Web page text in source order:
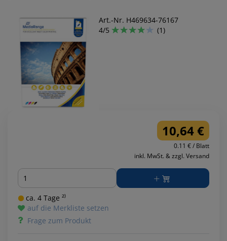
Art.-Nr. H469634-76167
4/5
(1)
10,64 €
0.11 € / Blatt
inkl. MwSt. & zzgl. Versand
Menge
ca. 4 Tage ²⁾
auf die Merkliste setzen
Frage zum Produkt